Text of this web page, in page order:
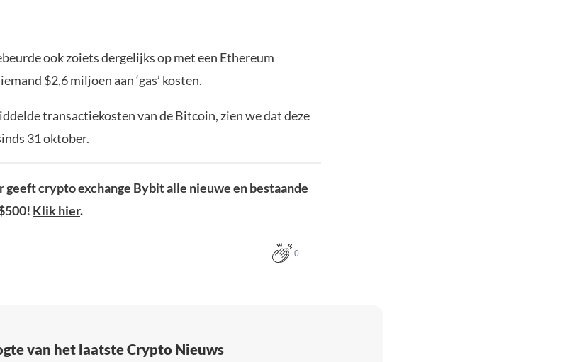
ook zoiets dergelijks op met een Ethereum
$2,6 miljoen aan ‘gas’ kosten.
transactiekosten van de Bitcoin, zien we dat deze
31 oktober.
geeft crypto exchange Bybit alle nieuwe en bestaande
Klik hier.
0
van het laatste Crypto Nieuws